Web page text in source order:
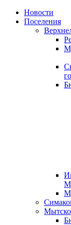
Skip
Новости
Поселения